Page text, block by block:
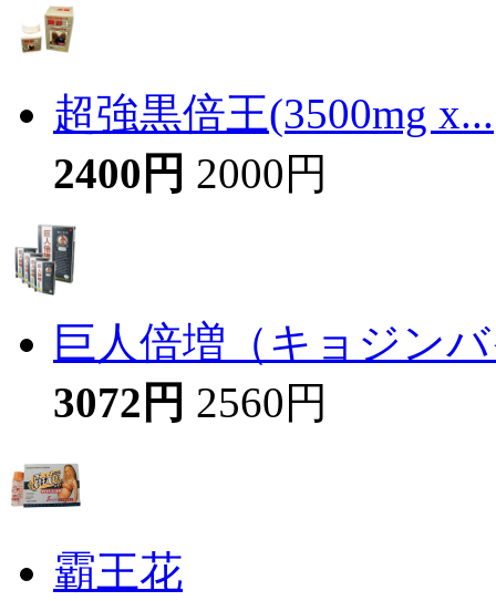
超強黒倍王(3500mg x...
2400円 2000円
巨人倍増（キョジン
3072円 2560円
霸王花